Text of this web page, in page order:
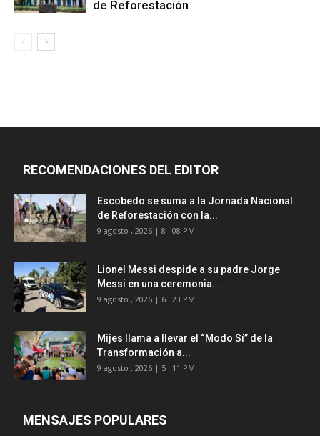
de Reforestación
RECOMENDACIONES DEL EDITOR
Escobedo se suma a la Jornada Nacional
de Reforestación con la...
9 agosto , 2026 | 8 : 08 PM
Lionel Messi despide a su padre Jorge
Messi en una ceremonia...
9 agosto , 2026 | 6 : 23 PM
Mijes llama a llevar el “Modo Sí” de la
Transformación a...
9 agosto , 2026 | 5 : 11 PM
MENSAJES POPULARES